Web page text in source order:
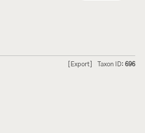
Taxon ID: 696
[Export]